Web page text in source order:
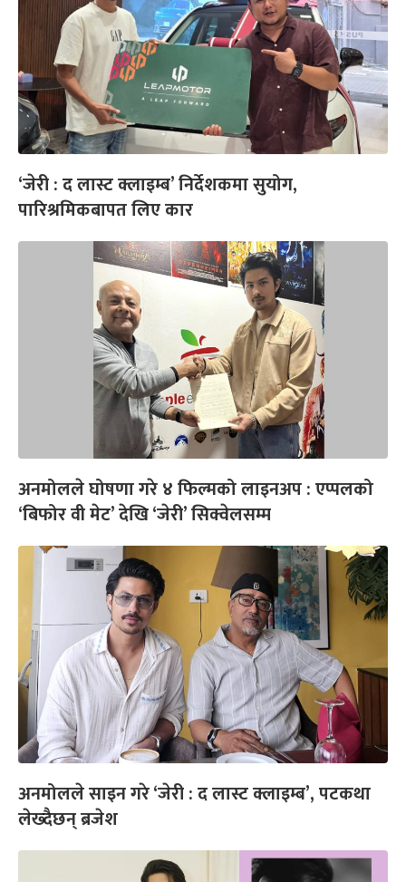
‘जेरी : द लास्ट क्लाइम्ब’ निर्देशकमा सुयोग,
पारिश्रमिकबापत लिए कार
अनमोलले घोषणा गरे ४ फिल्मको लाइनअप : एप्पलको
‘बिफोर वी मेट’ देखि ‘जेरी’ सिक्वेलसम्म
अनमोलले साइन गरे ‘जेरी : द लास्ट क्लाइम्ब’, पटकथा
लेख्दैछन् ब्रजेश